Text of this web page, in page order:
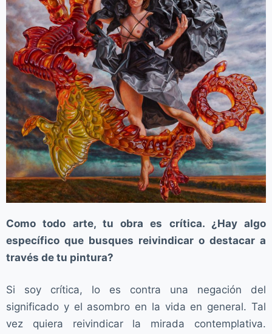
Como todo arte, tu obra es crítica. ¿Hay algo
específico que busques reivindicar o destacar a
través de tu pintura?
Si soy crítica, lo es contra una negación del
significado y el asombro en la vida en general. Tal
vez quiera reivindicar la mirada contemplativa.